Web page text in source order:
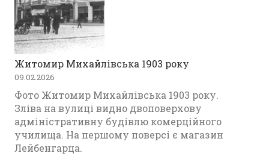
Житомир Михайлівська 1903 року
09.02.2026
Фото Житомир Михайлівська 1903 року.
Зліва на вулиці видно двоповерхову
адміністративну будівлю комерційного
училища. На першому поверсі є магазин
Лейбенгарца.